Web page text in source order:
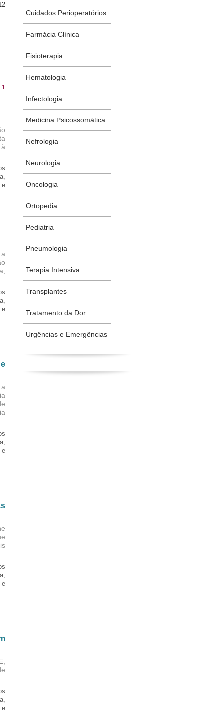
1
e
e
e
e
e
Cuidados Perioperatórios
Farmácia Clínica
Fisioterapia
Hematologia
Infectologia
Medicina Psicossomática
Nefrologia
Neurologia
Oncologia
Ortopedia
Pediatria
Pneumologia
Terapia Intensiva
Transplantes
Tratamento da Dor
Urgências e Emergências